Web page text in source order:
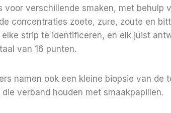
voor verschillende smaken, met behulp
concentraties zoete, zure, zoute en
elke strip te identificeren, en elk juist
van 16 punten.
namen ook een kleine biopsie van de
verband houden met smaakpapillen.